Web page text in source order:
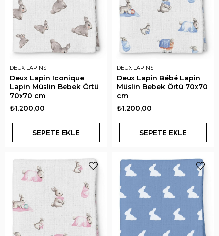
DEUX LAPINS
Deux Lapin Iconique
Lapin Müslin Bebek Örtü
70x70 cm
₺1.200,00
SEPETE EKLE
DEUX LAPINS
Deux Lapin Bébé Lapin
Müslin Bebek Örtü 70x70
cm
₺1.200,00
SEPETE EKLE